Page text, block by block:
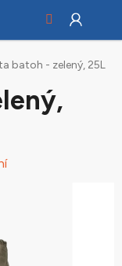
batoh - zelený, 25L